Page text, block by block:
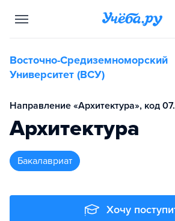
Восточно-Средиземноморский
Университет (ВСУ)
Направление «Архитектура», код
Архитектура
бакалавриат
Хочу